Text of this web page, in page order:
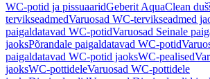
WC-potid ja pissuaaridGeberit AquaClean
tervikseadmedVaruosad WC-tervikseadmed
paigaldatavad WC-potidVaruosad Seinale
jaoksPõrandale paigaldatavad WC-potid
paigaldatavad WC-potid jaoksWC-pealised
jaoksWC-pottideleVaruosad WC-pottidele